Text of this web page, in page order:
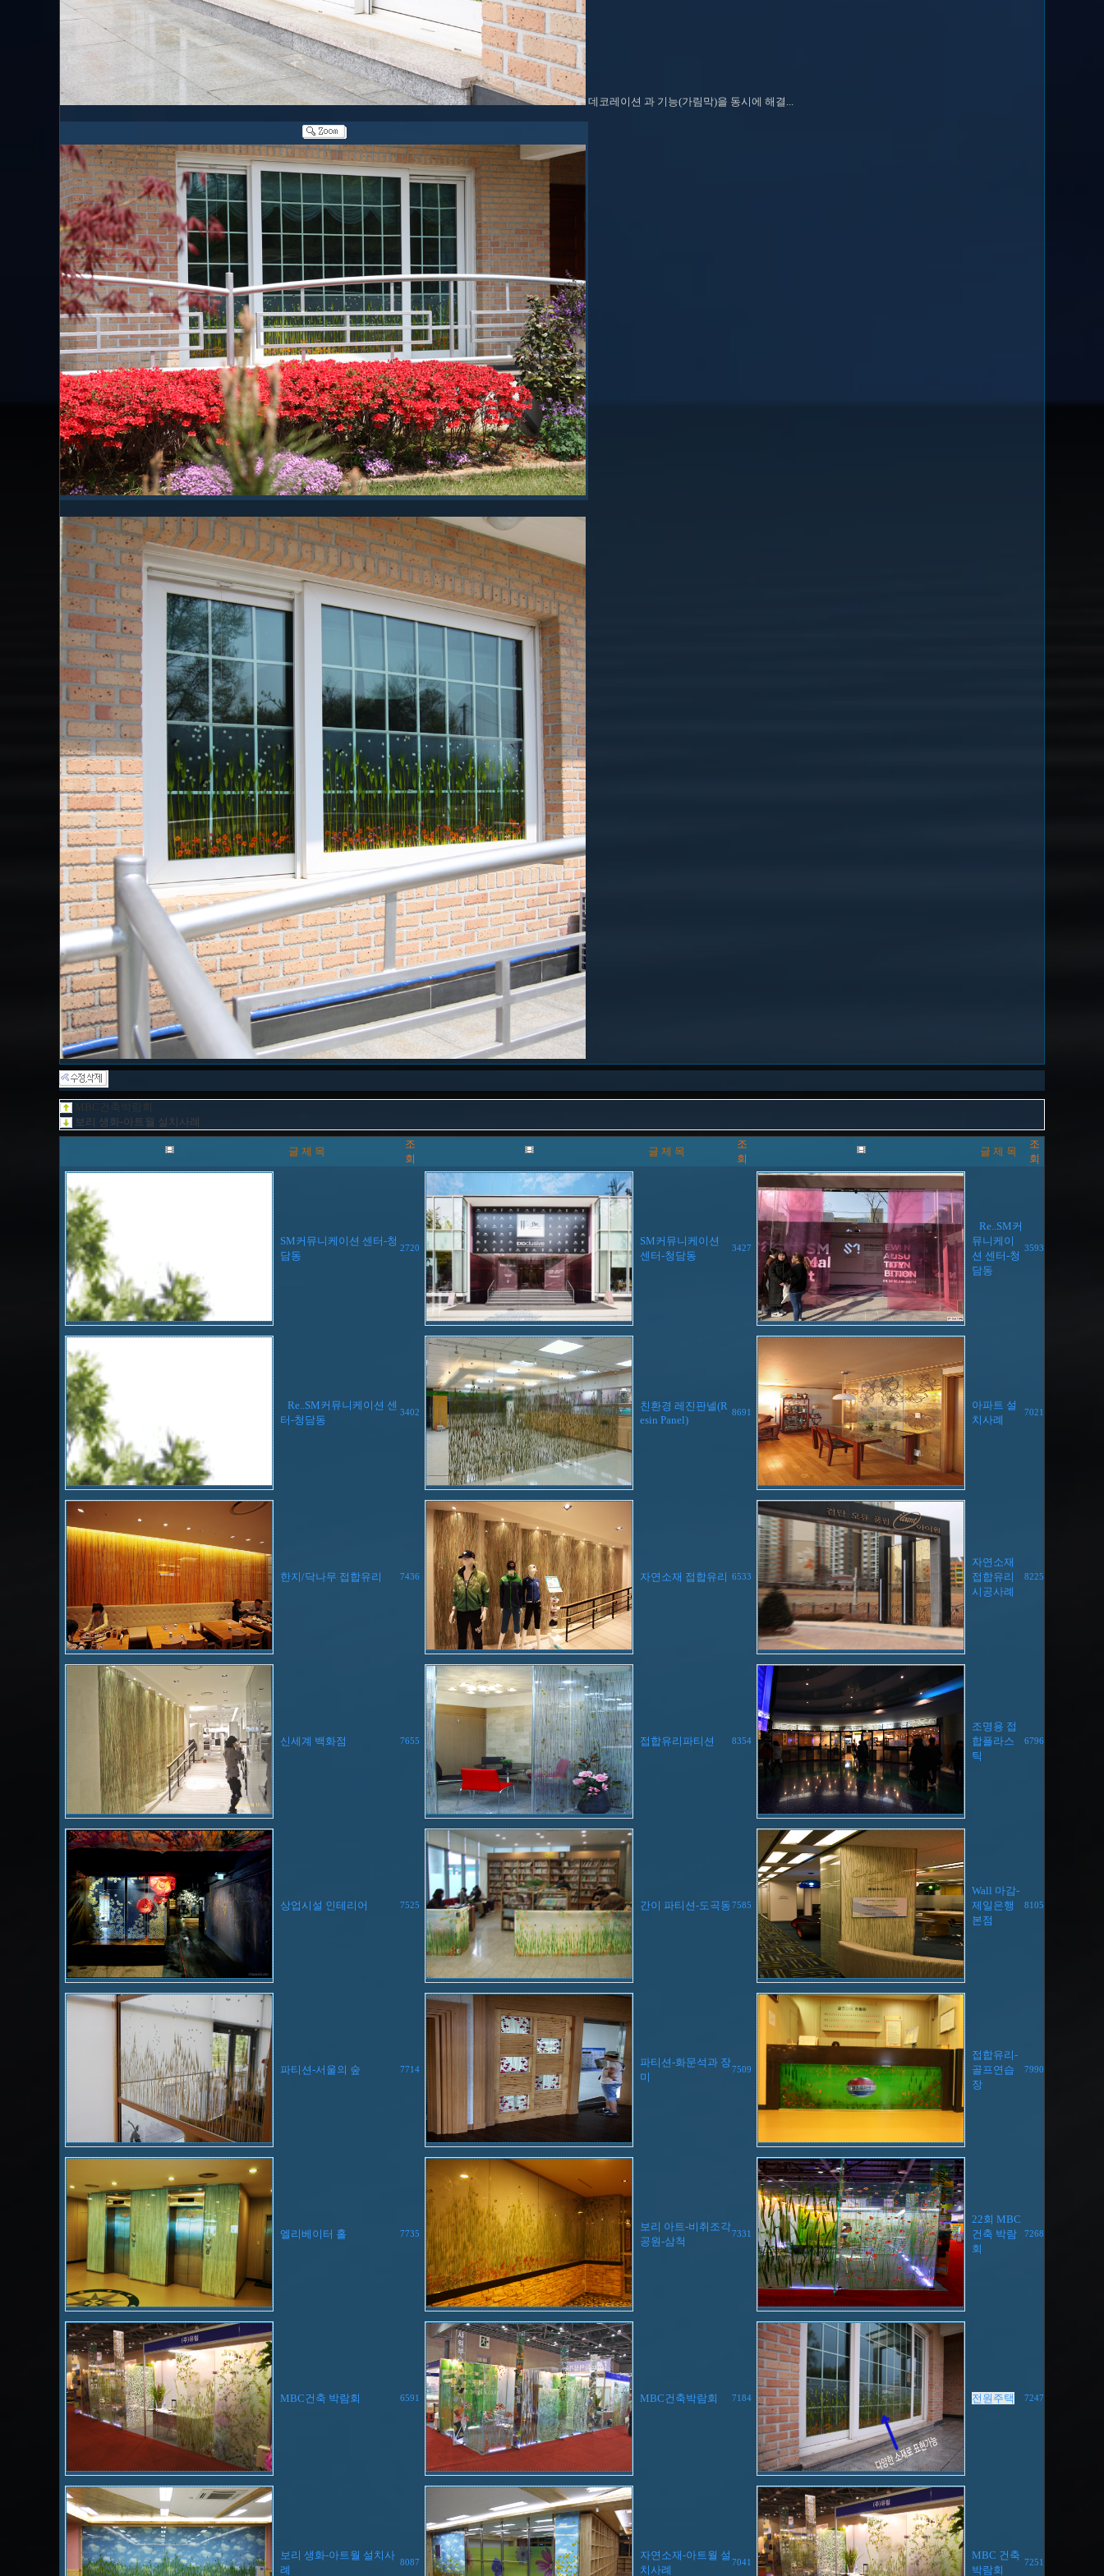
데코레이션 과 기능(가림막)을 동시에 해결...
MBC건축박람회
보리 생화-아트월 설치사례
글 제 목
조
회
글 제 목
조
회
글 제 목
조
회
SM커뮤니케이션 센터-청
담동
2720
SM커뮤니케이션
센터-청담동
3427
Re..SM커
뮤니케이
션 센터-청
담동
3593
Re..SM커뮤니케이션 센
터-청담동
3402
친환경 레진판넬(R
esin Panel)
8691
아파트 설
치사례
7021
한지/닥나무 접합유리 7436 자연소재 접합유리 6533
자연소재
접합유리
시공사례
8225
신세계 백화점 7655 접합유리파티션 8354
조명용 접
합플라스
틱
6796
상업시설 인테리어 7525 간이 파티션-도곡동7585
Wall 마감-
제일은행
본점
8105
파티션-서울의 숲 7714
파티션-화문석과 장
미
7509
접합유리-
골프연습
장
7990
엘리베이터 홀 7735
보리 아트-비취조각
공원-삼척
7331
22회 MBC
건축 박람
회
7268
MBC건축 박람회 6591 MBC건축박람회 7184 전원주택 7247
보리 생화-아트월 설치사
례
8087
자연소재-아트월 설
치사례
7041
MBC 건축
박람회
7251